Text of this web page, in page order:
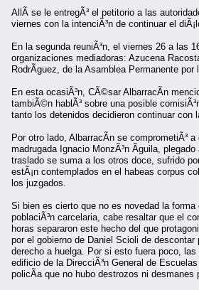
AllÃ­ se le entregÃ³ el petitorio a las
viernes con la intenciÃ³n de continuar el
En la segunda reuniÃ³n, el viernes 26 a las
organizaciones mediadoras: Azucena
RodrÃ­guez, de la Asamblea Permanente
En esta ocasiÃ³n, CÃ©sar AlbarracÃ­n
tambiÃ©n hablÃ³ sobre una posible
tanto los detenidos decidieron continuar con
Por otro lado, AlbarracÃ­n se comprometiÃ³
madrugada Ignacio MonzÃ³n Ãguila,
traslado se suma a los otros doce, sufrido
estÃ¡n contemplados en el habeas corpus
los juzgados.
Si bien es cierto que no es novedad la
poblaciÃ³n carcelaria, cabe resaltar que el
horas separaron este hecho del que
por el gobierno de Daniel Scioli de
derecho a huelga. Por si esto fuera poco,
edificio de la DirecciÃ³n General de
policÃ­a que no hubo destrozos ni